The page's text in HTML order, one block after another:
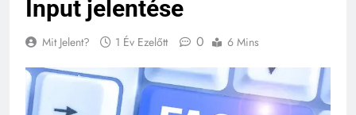
Input jelentése
Mit Jelent? 1 Év Ezelőtt 0 6 Mins